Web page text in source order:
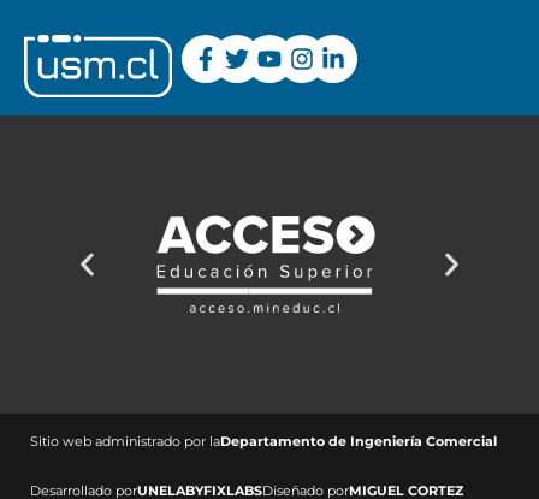
Sitio web administrado por laDepartamento de Ingeniería Comercial ​
Desarrollado porUNELABYFIXLABSDiseñado porMIGUEL CORTEZ